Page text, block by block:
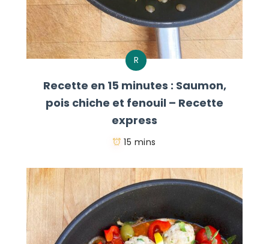
R
Recette en 15 minutes : Saumon,
pois chiche et fenouil – Recette
express
15 mins